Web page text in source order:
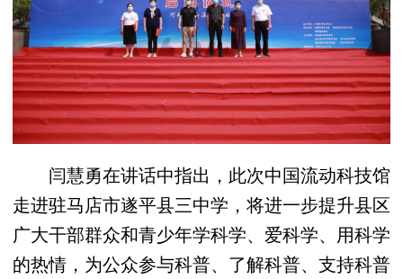
闫慧勇在讲话中指出，此次中国流动科技馆
走进驻马店市遂平县三中学，将进一步提升县区
广大干部群众和青少年学科学、爱科学、用科学
的热情，为公众参与科普、了解科普、支持科普